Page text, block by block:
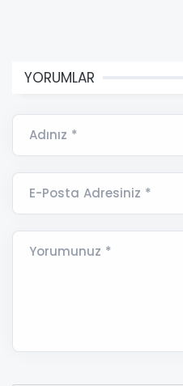
YORUMLAR
Adınız *
E-Posta Adresiniz *
Yorumunuz *